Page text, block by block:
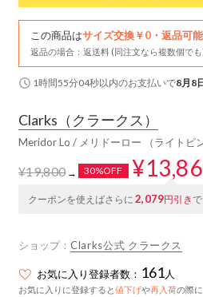
この商品はサイズ交換￥0・返品可能
返品の場合：返送料 (同注文なら複数個で
1時間55分04秒以内のお支払いで8月8
Clarks （クラークス）
Meridor Lo / メリドーロー （ライトピ
¥19,800→ 30%OFF
クーポンを使えばさらに 2,079円引き
ショップ： Clarks公式 クラークス
お気に入り登録者数： 161人
お気に入りに登録すると値下げや再入荷の際